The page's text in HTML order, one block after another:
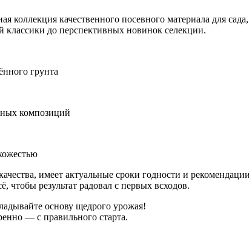
коллекция качественного посевного материала для
до перспективных новинок селекции.
грунта
композиций
имеет актуальные сроки годности и
чтобы результат радовал с первых всходов.
основу щедрого урожая!
— с правильного старта.